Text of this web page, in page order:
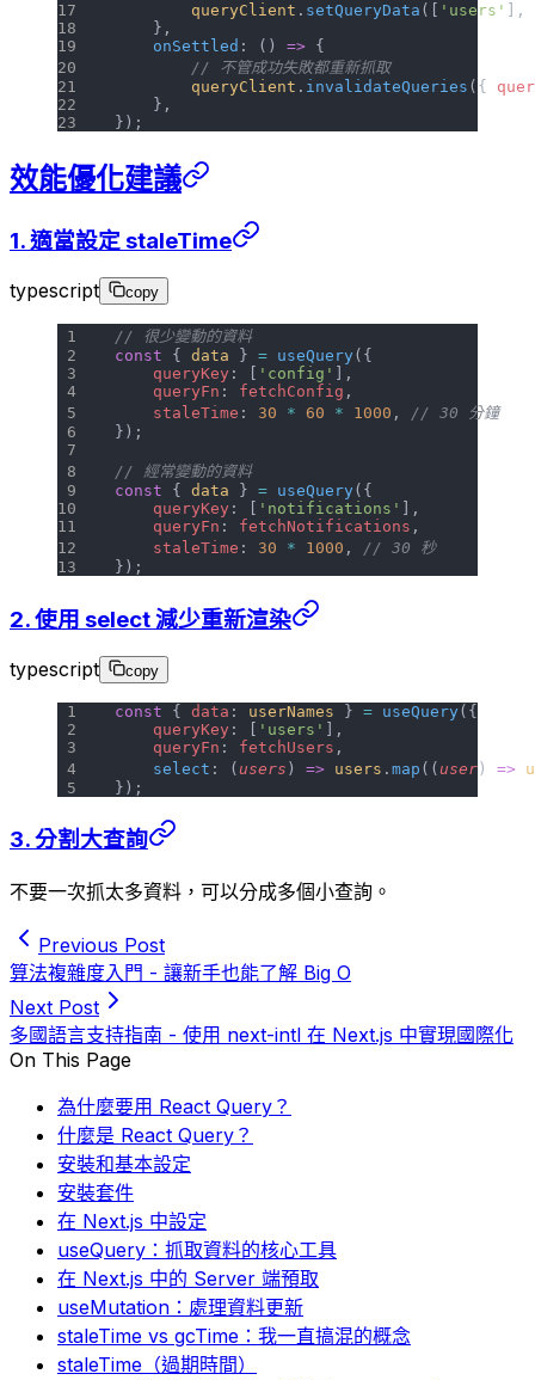
        queryClient
. setQueryData ([ 'users' ],
    },
    onSettled
: () => {
        // 不管成功失敗都重新抓取
        queryClient
. invalidateQueries ({
    },
});
效能優化建議
1. 適當設定 staleTime
typescript copy
// 很少變動的資料
const { data } = useQuery ({
    queryKey
: [ 'config'
],
    queryFn
: fetchConfig ,
    staleTime
: 30 * 60 * 1000 , // 30 分鐘
});
// 經常變動的資料
const { data } = useQuery ({
    queryKey
: [ 'notifications'
],
    queryFn
: fetchNotifications ,
    staleTime
: 30 * 1000 , // 30 秒
});
2. 使用 select 減少重新渲染
typescript copy
const { data : userNames } = useQuery ({
    queryKey
: [ 'users' ],
    queryFn
: fetchUsers ,
    select
: (users ) => users . map ((user) =>
});
3. 分割大查詢
不要一次抓太多資料，可以分成多個小查詢。
Previous Post
算法複雜度入門 - 讓新手也能了解 Big O
Next Post
多國語言支持指南 - 使用 next-intl 在 Next.js 中實現國際化
On This Page
為什麼要用 React Query？
什麼是 React Query？
安裝和基本設定
安裝套件
在 Next.js 中設定
useQuery：抓取資料的核心工具
在 Next.js 中的 Server 端預取
useMutation：處理資料更新
staleTime vs gcTime：我一直搞混的概念
staleTime（過期時間）